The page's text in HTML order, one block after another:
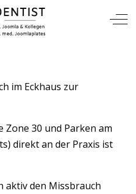
im Eckhaus zur
30 und Parken am
direkt an der Praxis ist
aktiv den Missbrauch